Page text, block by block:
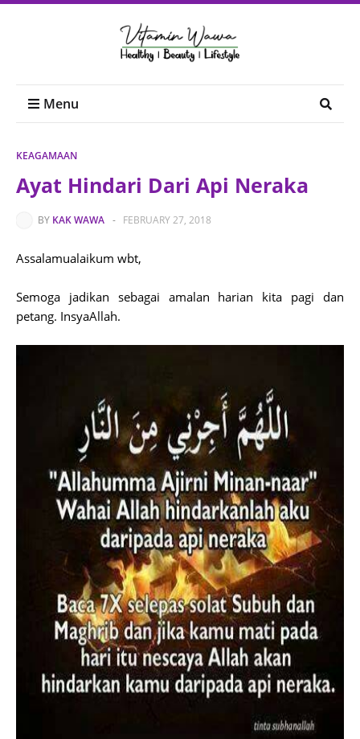
Menu
KEAGAMAAN
Ayat Hindari Dari Api Neraka
BY KAK WAWA - FEBRUARY 27, 2018
Assalamualaikum wbt,
Semoga jadikan sebagai amalan harian kita pagi dan
petang. InsyaAllah.